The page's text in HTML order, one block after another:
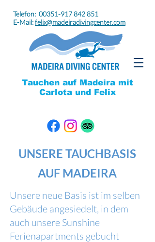
Telefon: 00351-917 842 851
E-Mail:felix@madeiradivingcenter.com
Tauchen auf Madeira mit
Carlota und Felix
UNSERE TAUCHBASIS
AUF MADEIRA
Unsere neue Basis ist im selben
Gebäude angesiedelt, in dem
auch unsere Sunshine
Ferienapartments gebucht